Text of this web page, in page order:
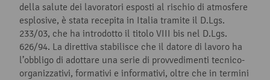
della salute dei lavoratori esposti al rischio di atmosfere
esplosive, è stata recepita in Italia tramite il D.Lgs.
233/03, che ha introdotto il titolo VIII bis nel D.Lgs.
626/94. La direttiva stabilisce che il datore di lavoro ha
l’obbligo di adottare una serie di provvedimenti tecnico-
organizzativi, formativi e informativi, oltre che in termini